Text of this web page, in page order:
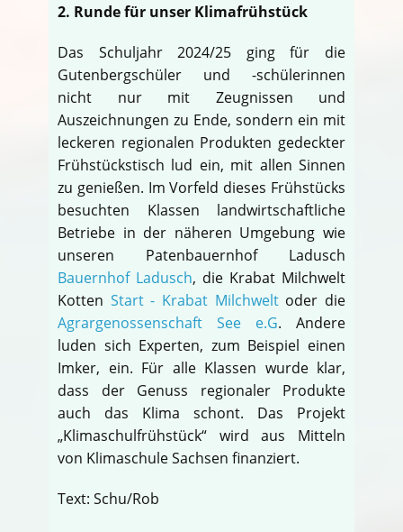
2. Runde für unser Klimafrühstück
Das Schuljahr 2024/25 ging für die
Gutenbergschüler und -schülerinnen
nicht nur mit Zeugnissen und
Auszeichnungen zu Ende, sondern ein mit
leckeren regionalen Produkten gedeckter
Frühstückstisch lud ein, mit allen Sinnen
zu genießen. Im Vorfeld dieses Frühstücks
besuchten Klassen landwirtschaftliche
Betriebe in der näheren Umgebung wie
unseren Patenbauernhof Ladusch
Bauernhof Ladusch, die Krabat Milchwelt
Kotten Start - Krabat Milchweltoder die
Agrargenossenschaft See e.G. Andere
luden sich Experten, zum Beispiel einen
Imker, ein. Für alle Klassen wurde klar,
dass der Genuss regionaler Produkte
auch das Klima schont. Das Projekt
„Klimaschulfrühstück“ wird aus Mitteln
von Klimaschule Sachsen finanziert.
Text: Schu/Rob